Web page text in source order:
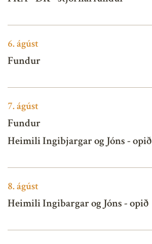
6.ágúst
Fundur
7.ágúst
Fundur
Heimili Ingibjargar og Jóns - opið
8.ágúst
Heimili Ingibargar og Jóns - opið